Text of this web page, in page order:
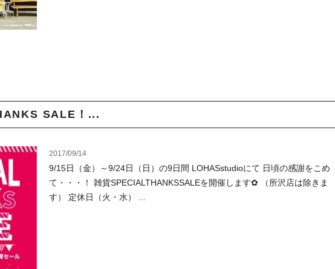
SALE！...
2017/09/14
9/15日（金）～9/24日（日）の9日間 LOHASstudioにて 日頃の感謝をこめ
て・・・！ 雑貨SPECIALTHANKSSALEを開催します✿ （所沢店は除きま
す） 定休日（火・水） ...